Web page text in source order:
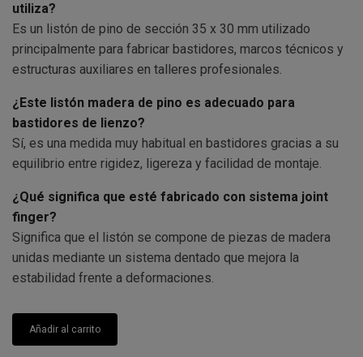
utiliza?
Es un listón de pino de sección 35 x 30 mm utilizado
principalmente para fabricar bastidores, marcos técnicos y
estructuras auxiliares en talleres profesionales.
¿Este listón madera de pino es adecuado para
bastidores de lienzo?
Sí, es una medida muy habitual en bastidores gracias a su
equilibrio entre rigidez, ligereza y facilidad de montaje.
¿Qué significa que esté fabricado con sistema joint
finger?
Significa que el listón se compone de piezas de madera
unidas mediante un sistema dentado que mejora la
estabilidad frente a deformaciones.
Añadir al carrito